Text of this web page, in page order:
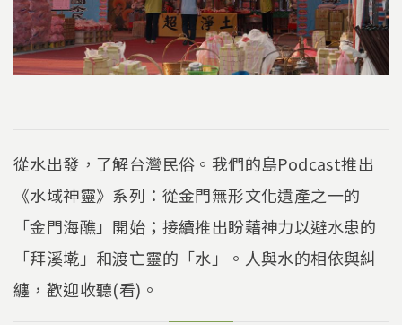
從水出發，了解台灣民俗。我們的島Podcast推出
《水域神靈》系列：從金門無形文化遺產之一的
「金門海醮」開始；接續推出盼藉神力以避水患的
「拜溪墘」和渡亡靈的「水」。人與水的相依與糾
纏，歡迎收聽(看)。